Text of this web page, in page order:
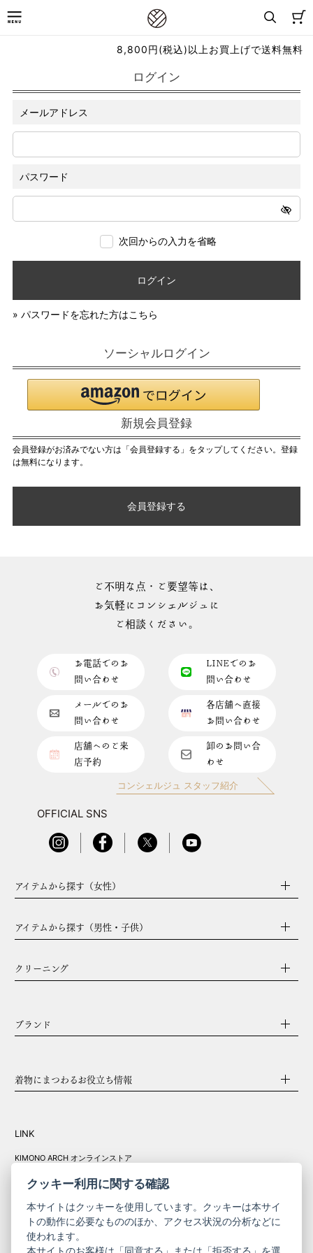
8,800円(税込)以上お買上げで送料無料
ログイン
メールアドレス
パスワード
次回からの入力を省略
ログイン
» パスワードを忘れた方はこちら
ソーシャルログイン
新規会員登録
会員登録がお済みでない方は「会員登録する」をタップしてください。登録
は無料になります。
会員登録する
ご不明な点・ご要望等は、
お気軽にコンシェルジュに
ご相談ください。
お電話でのお
問い合わせ
LINEでのお
問い合わせ
メールでのお
問い合わせ
各店舗へ直接
お問い合わせ
店舗へのご来
店予約
卸のお問い合
わせ
コンシェルジュ スタッフ紹介
OFFICIAL SNS
アイテムから探す（女性）
アイテムから探す（男性・子供）
クリーニング
ブランド
着物にまつわるお役立ち情報
LINK
KIMONO ARCH オンラインストア
きものやまと振
クッキー利用に関する確認
本サイトはクッキーを使用しています。クッキーは本サイ
トの動作に必要なもののほか、アクセス状況の分析などに
使われます。
本サイトのお客様は「同意する」または「拒否する」を選